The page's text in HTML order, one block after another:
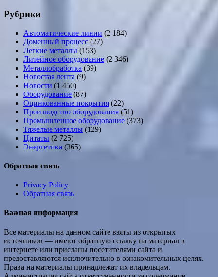
Рубрики
Автоматические линии (2 184)
Доменный процесс (27)
Легкие металлы (153)
Литейное оборудование (2 346)
Металлобработка (39)
Новостая лента (9)
Новости (1 450)
Оборудование (87)
Оцинкованные покрытия (22)
Производство оборудования (51)
Промышленное оборудование (373)
Тяжелые металлы (129)
Цитаты (2 725)
Энергетика (365)
Обратная связь
Privacy Policy
Обратная связь
Важная информация
Все материалы на данном сайте взяты из открытых
источников — имеют обратную ссылку на материал в
интернете или присланы посетителями сайта и
предоставляются исключительно в ознакомительных целях.
Права на материалы принадлежат их владельцам.